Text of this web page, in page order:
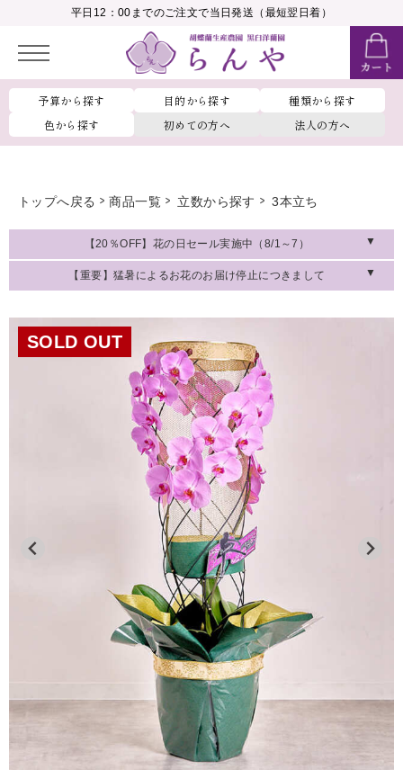
平日12：00までのご注文で当日発送（最短翌日着）
予算から探す 目的から探す
種類から探す
色から探す
初めての方へ 法人の方へ
会員ランク：__MEMBER_RANK_NAME__
トップへ戻る 商品一覧 立数から探す 3本立ち
【20％OFF】花の日セール実施中（8/1～7）
人気の鉢物胡蝶蘭全品、期間限定で「20％OFF」にて販売
数量限定のため無くなり次第終了となります。この機会に
是非ご利用ください。
【重要】猛暑によるお花のお届け停止につきまして
SOLD OUT